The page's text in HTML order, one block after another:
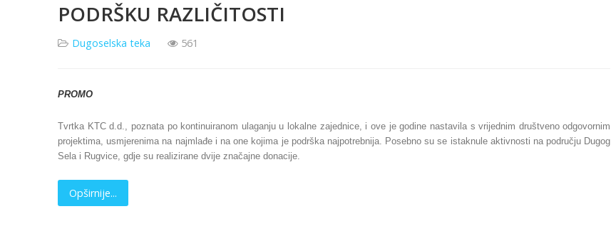
PODRŠKU RAZLIČITOSTI
Dugoselska teka 561
PROMO
Tvrtka KTC d.d., poznata po kontinuiranom ulaganju u lokalne zajednice, i ove je godine nastavila s vrijednim društveno odgovornim
projektima, usmjerenima na najmlađe i na one kojima je podrška najpotrebnija. Posebno su se istaknule aktivnosti na području Dugog
Sela i Rugvice, gdje su realizirane dvije značajne donacije.
Opširnije...